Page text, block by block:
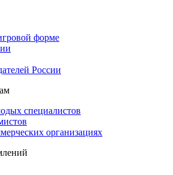
форме
России
специалистов
организациях